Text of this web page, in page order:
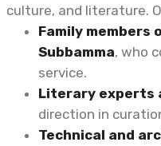
culture, and literature.
Family members
Subbamma, who
service.
Literary experts
direction in
Technical and